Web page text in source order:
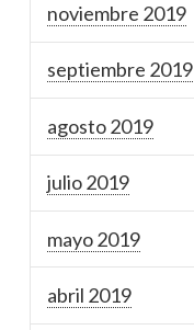
noviembre 2019
septiembre 2019
agosto 2019
julio 2019
mayo 2019
abril 2019